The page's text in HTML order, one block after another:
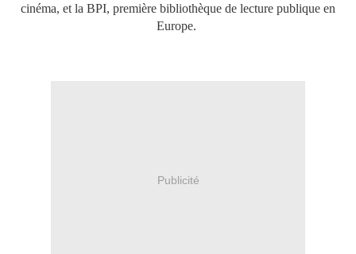
cinéma, et la BPI, première bibliothèque de lecture publique en
Europe.
Publicité